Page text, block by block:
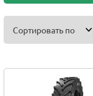
Сортировать по